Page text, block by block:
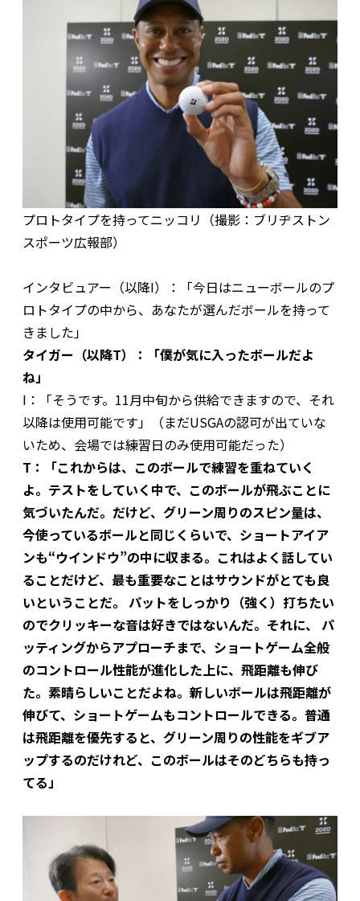
プロトタイプを持ってニッコリ（撮影：ブリヂストン
スポーツ広報部）
インタビュアー（以降I）：「今日はニューボールのプ
ロトタイプの中から、あなたが選んだボールを持って
きました」
タイガー（以降T）：「僕が気に入ったボールだよ
ね」
I：「そうです。11月中旬から供給できますので、それ
以降は使用可能です」（まだUSGAの認可が出ていな
いため、会場では練習日のみ使用可能だった）
T：「これからは、このボールで練習を重ねていく
よ。テストをしていく中で、このボールが飛ぶことに
気づいたんだ。だけど、グリーン周りのスピン量は、
今使っているボールと同じくらいで、ショートアイア
ンも“ウインドウ”の中に収まる。これはよく話してい
ることだけど、最も重要なことはサウンドがとても良
いということだ。 パットをしっかり（強く）打ちたい
のでクリッキーな音は好きではないんだ。それに、 パ
ッティングからアプローチまで、ショートゲーム全般
のコントロール性能が進化した上に、飛距離も伸び
た。素晴らしいことだよね。新しいボールは飛距離が
伸びて、ショートゲームもコントロールできる。普通
は飛距離を優先すると、グリーン周りの性能をギブア
ップするのだけれど、このボールはそのどちらも持っ
てる」